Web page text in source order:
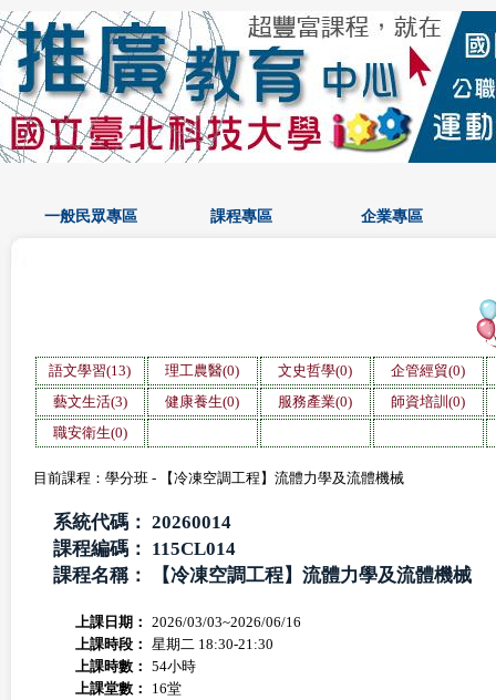
一般民眾專區 課程專區 企業專區
語文學習(13) 理工農醫(0) 文史哲學(0)
企管經貿(0)
藝文生活(3)
健康養生(0) 服務產業(0)
師資培訓(0)
職安衛生(0)
目前課程：學分班 - 【冷凍空調工程】流體力學及流體機械
系統代碼： 20260014
課程編碼： 115CL014
課程名稱：
【冷凍空調工程】流體力學及流體機械
上課日期： 2026/03/03~2026/06/16
上課時段： 星期二 18:30-21:30
上課時數： 54小時
上課堂數：
16堂